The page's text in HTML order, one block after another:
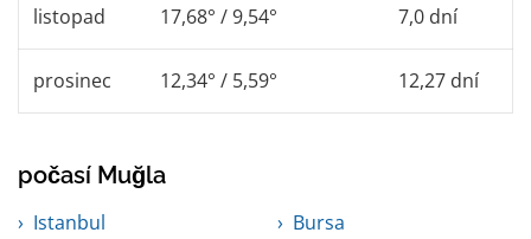
listopad 17,68° / 9,54° 7,0 dní
prosinec 12,34° / 5,59° 12,27 dní
počasí Muğla
Istanbul
Bursa